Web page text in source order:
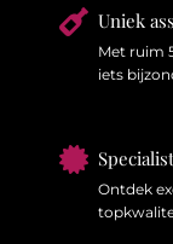
 Uniek
Met ruim
iets

Ontdek